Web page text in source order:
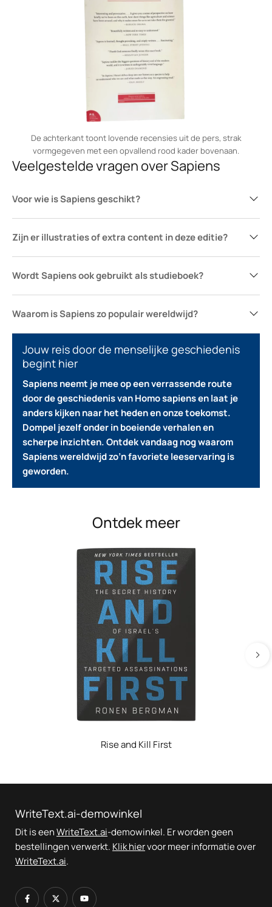
De achterkant toont lovende recensies uit de pers, strak
vormgegeven met een opvallend rood kader bovenaan.
Veelgestelde vragen over Sapiens
Voor wie is Sapiens geschikt?
Zijn er illustraties of extra content in deze editie?
Wordt Sapiens ook gebruikt als studieboek?
Waarom is Sapiens zo populair wereldwijd?
Jouw reis door de menselijke geschiedenis
begint hier
Sapiens neemt je mee op een verrassende route
door de geschiedenis van Homo sapiens en laat je
anders kijken naar het heden en onze toekomst.
Dompel jezelf onder in boeiende verhalen en
scherpe inzichten. Ontdek vandaag nog waarom
Sapiens wereldwijd zo’n favoriete leeservaring is
geworden.
Ontdek meer
Rise and Kill First
WriteText.ai-demowinkel
Dit is eenWriteText.ai-demowinkel. Er worden geen
bestellingen verwerkt. Klik hiervoor meer informatie over
WriteText.ai.